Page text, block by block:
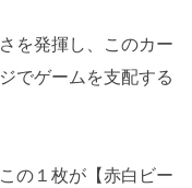
を発揮し、このカー
でゲームを支配する
の１枚が【赤白ビー